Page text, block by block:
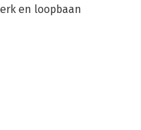
en loopbaan